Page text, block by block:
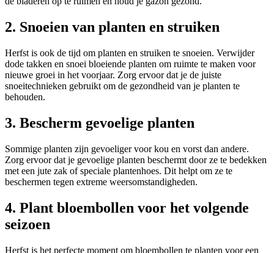
2. Snoeien van planten en struiken
Herfst is ook de tijd om planten en struiken te snoeien. Verwijder
dode takken en snoei bloeiende planten om ruimte te maken voor
nieuwe groei in het voorjaar. Zorg ervoor dat je de juiste
snoeitechnieken gebruikt om de gezondheid van je planten te
behouden.
3. Bescherm gevoelige planten
Sommige planten zijn gevoeliger voor kou en vorst dan andere.
Zorg ervoor dat je gevoelige planten beschermt door ze te bedekken
met een jute zak of speciale plantenhoes. Dit helpt om ze te
beschermen tegen extreme weersomstandigheden.
4. Plant bloembollen voor het volgende
seizoen
Herfst is het perfecte moment om bloembollen te planten voor een